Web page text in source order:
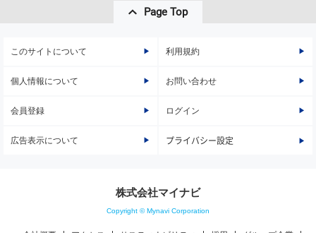
Page Top
このサイトについて 利用規約
個人情報について お問い合わせ
会員登録 ログイン
広告表示について プライバシー設定
株式会社マイナビ
Copyright © Mynavi Corporation